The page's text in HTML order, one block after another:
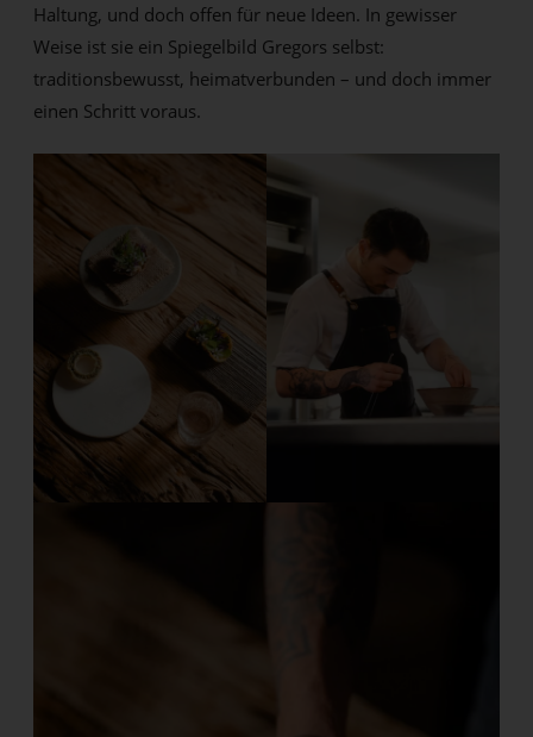
Haltung, und doch offen für neue Ideen. In gewisser
Weise ist sie ein Spiegelbild Gregors selbst:
traditionsbewusst, heimatverbunden – und doch immer
einen Schritt voraus.